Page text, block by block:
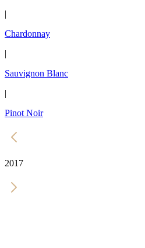
|
Chardonnay
|
Sauvignon Blanc
|
Pinot Noir
2017